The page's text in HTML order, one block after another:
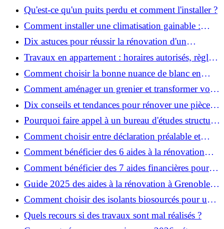
Qu'est-ce qu'un puits perdu et comment l'installer ?
Comment installer une climatisation gainable :
coût, étapes et conseils ?
Dix astuces pour réussir la rénovation d'un
appartement
Travaux en appartement : horaires autorisés, règles
et bonnes pratiques
Comment choisir la bonne nuance de blanc en
décoration et éviter les pièges ?
Comment aménager un grenier et transformer vos
combles en espace habitable ?
Dix conseils et tendances pour rénover une pièce
de la maison
Pourquoi faire appel à un bureau d'études structure
pour garantir la sécurité de vos rénovations ?
Comment choisir entre déclaration préalable et
permis de construire pour vos travaux ?
Comment bénéficier des 6 aides à la rénovation
énergétique à Grenoble ?
Comment bénéficier des 7 aides financières pour la
rénovation énergétique à Voiron ?
Guide 2025 des aides à la rénovation à Grenoble et
Voiron : MaPrimeRénov’, CEE, aides locales
Comment choisir des isolants biosourcés pour une
rénovation écologique ?
Quels recours si des travaux sont mal réalisés ?